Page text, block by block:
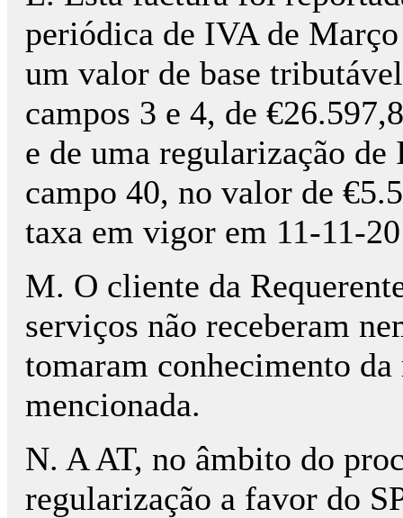
periódica de IVA de
um valor de base
campos 3 e 4, de
e de uma regularização
campo 40, no valor de
taxa em vigor em 11-11-
M. O cliente da
serviços não receberam
tomaram conhecimento
mencionada.
N. A AT, no âmbito do
regularização a favor do